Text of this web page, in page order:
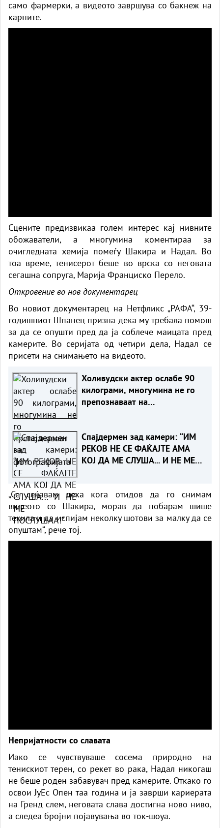
само фармерки, а видеото завршува со бакнеж на
карпите.
Сцените предизвикаа голем интерес кај нивните
обожаватели, а многумина коментираа за
очигледната хемија помеѓу Шакира и Надал. Во
тоа време, тенисерот беше во врска со неговата
сегашна сопруга, Марија Франциско Перело.
Откровение во нов документарец
Во новиот документарец на Нетфликс „РАФА“, 39-
годишниот Шпанец призна дека му требала помош
за да се опушти пред да ја соблече маицата пред
камерите. Во серијата од четири дела, Надал се
присети на снимањето на видеото.
Холивудски актер ослабе 90
килограми, многумина не го
препознаваат на
Спајдермен зад камери: “ИМ
РЕКОВ НЕ СЕ ФАЌАЈТЕ АМА
КОЈ ДА МЕ СЛУША... И НЕ МЕ
„Се сеќавам дека кога отидов да го снимам
видеото со Шакира, морав да побарам шише
текила и да испијам неколку шотови за малку да се
опуштам“, рече тој.
Непријатности со славата
Иако се чувствуваше сосема природно на
тенискиот терен, со рекет во рака, Надал никогаш
не беше роден забавувач пред камерите. Откако го
освои ЈуЕс Опен таа година и ја заврши кариерата
на Гренд слем, неговата слава достигна ново ниво,
а следеа бројни појавувања во ток-шоуа.